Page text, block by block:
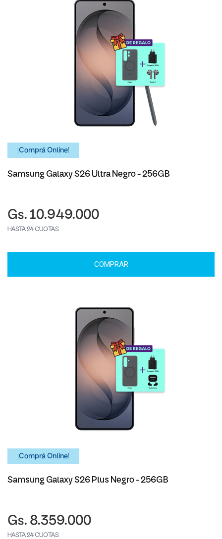
¡Comprá Online!
Samsung Galaxy S26 Ultra Negro - 256GB
Gs. 10.949.000
HASTA 24 CUOTAS
COMPRAR
¡Comprá Online!
Samsung Galaxy S26 Plus Negro - 256GB
Gs. 8.359.000
HASTA 24 CUOTAS